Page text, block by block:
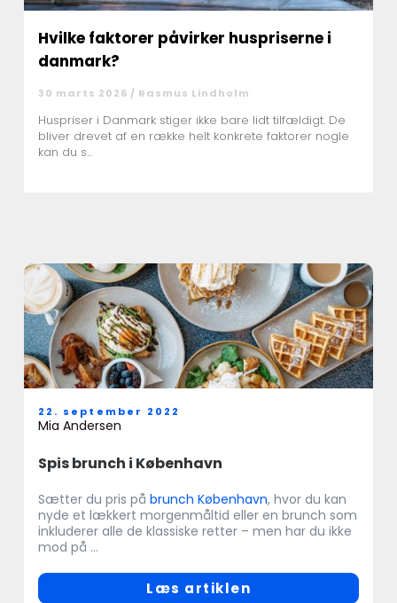
Hvilke faktorer påvirker huspriserne i
danmark?
30 marts 2026 / Rasmus Lindholm
Huspriser i Danmark stiger ikke bare lidt tilfældigt. De
bliver drevet af en række helt konkrete faktorer nogle
kan du s...
Spis brunch i København
22. september 2022
Mia Andersen
Sætter du pris på brunch København, hvor du kan
nyde et lækkert morgenmåltid eller en brunch som
inkluderer alle de klassiske retter – men har du ikke
mod på ...
Læs artiklen